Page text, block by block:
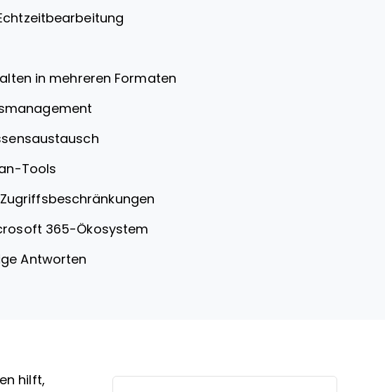
in mehreren Formaten
Tools
365-Ökosystem
Antworten
hilft,